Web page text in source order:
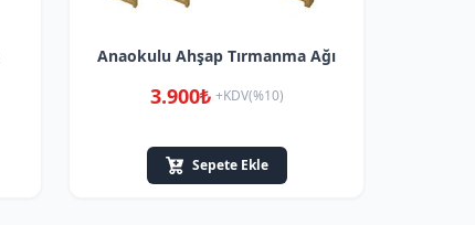
Anaokulu Ahşap Tırmanma Ağı
3.900₺ +KDV(%10)
Sepete Ekle